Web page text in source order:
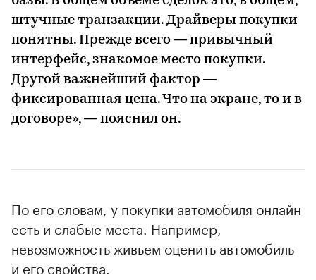
штучные транзакции. Драйверы покупки
понятны. Прежде всего — привычный
интерфейс, знакомое место покупки.
Другой важнейший фактор —
фиксированная цена. Что на экране, то и в
договоре», — пояснил он.
По его словам, у покупки автомобиля онлайн
есть и слабые места. Например,
невозможность живьем оценить автомобиль
и его свойства.